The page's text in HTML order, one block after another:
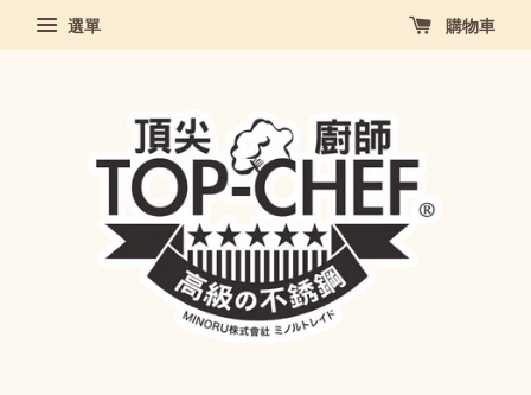
選單 購物車